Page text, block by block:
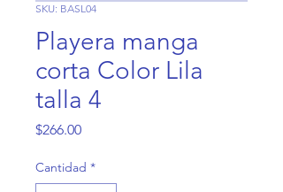
SKU: BASL04
Playera manga
corta Color Lila
talla 4
$266.00Precio
Cantidad *